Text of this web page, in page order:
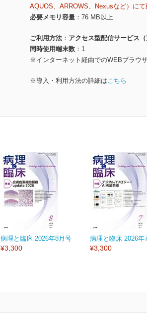
AQUOS、ARROWS、Nexusなど）に
必要メモリ容量
76 MB以上
ご利用方法
アクセス型配信サービス（
同時使用端末数
1
※インターネット経由でのWEBブラウ
※導入・利用方法の詳細はこちら
病理と臨床 2026年8月号
¥3,300
病理と臨床 2026年
¥3,300